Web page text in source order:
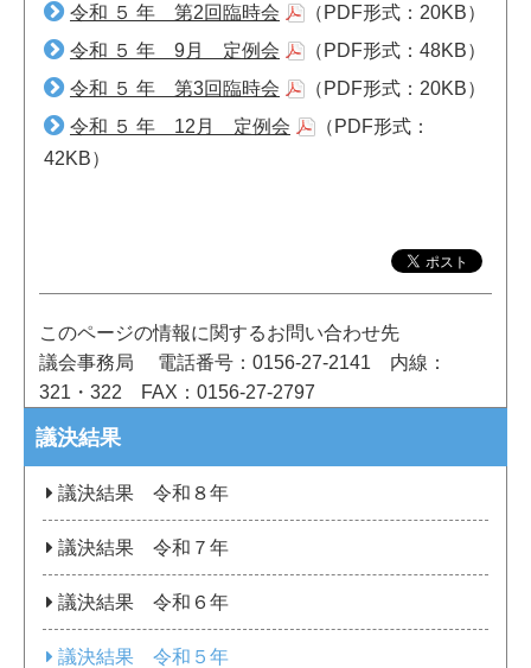
令和 ５ 年 第2回臨時会
（PDF形式：20KB）
令和 ５ 年 9月 定例会
（PDF形式：48KB）
令和 ５ 年 第3回臨時会
（PDF形式：20KB）
令和 ５ 年 12月 定例会
（PDF形式：
42KB）
このページの情報に関するお問い合わせ先
議会事務局
電話番号：0156-27-2141
内線：
321・322
FAX：0156-27-2797
議決結果
議決結果 令和８年
議決結果 令和７年
議決結果 令和６年
議決結果 令和５年